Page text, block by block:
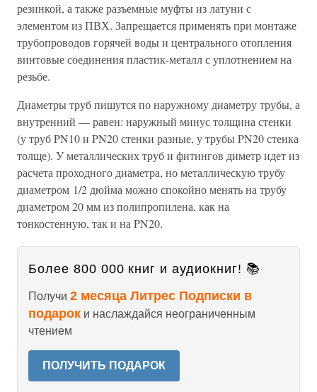
резинкой, а также разъемные муфты из латуни с
элементом из ПВХ. Запрещается применять при монтаже
трубопроводов горячей воды и центрального отопления
винтовые соединения пластик-металл с уплотнением на
резьбе.
Диаметры труб пишутся по наружному диаметру трубы, а
внутренний — равен: наружный минус толщина стенки
(у труб PN10 и PN20 стенки разные, у трубы PN20 стенка
толще). У металлических труб и фитингов диметр идет из
расчета проходного диаметра, но металлическую трубу
диаметром 1/2 дюйма можно спокойно менять на трубу
диаметром 20 мм из полипропилена, как на
тонкостенную, так и на PN20.
Более 800 000 книг и аудиокниг! 📚
Получи 2 месяца Литрес Подписки в
подарок и наслаждайся неограниченным
чтением
ПОЛУЧИТЬ ПОДАРОК